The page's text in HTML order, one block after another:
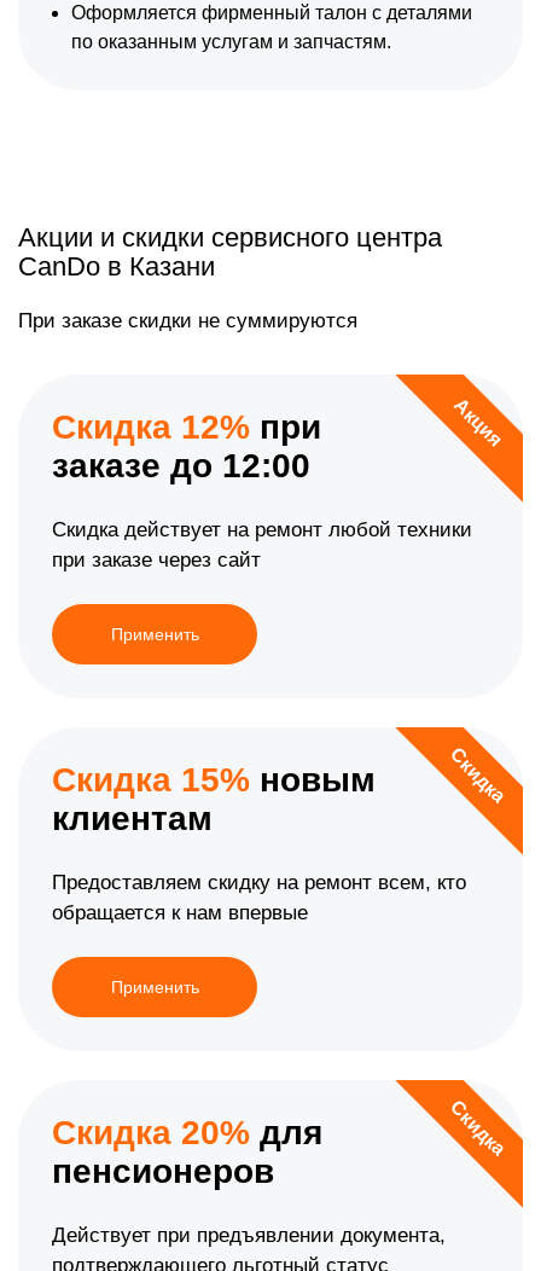
Оформляется фирменный талон с деталями
по оказанным услугам и запчастям.
Акции и скидки сервисного центра
CanDo в Казани
При заказе скидки не суммируются
Акция
Скидка 12% при
заказе до 12:00
Скидка действует на ремонт любой техники
при заказе через сайт
Применить
Скидка
Скидка 15% новым
клиентам
Предоставляем скидку на ремонт всем, кто
обращается к нам впервые
Применить
Скидка
Скидка 20% для
пенсионеров
Действует при предъявлении документа,
подтверждающего льготный статус